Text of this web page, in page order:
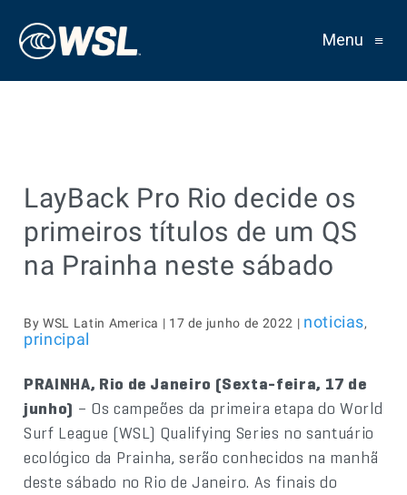
Menu ≡
LayBack Pro Rio decide os
primeiros títulos de um QS
na Prainha neste sábado
By WSL Latin America | 17 de junho de 2022 | noticias,
principal
PRAINHA, Rio de Janeiro (Sexta-feira, 17 de
junho) – Os campeões da primeira etapa do World
Surf League (WSL) Qualifying Series no santuário
ecológico da Prainha, serão conhecidos na manhã
deste sábado no Rio de Janeiro. As finais do